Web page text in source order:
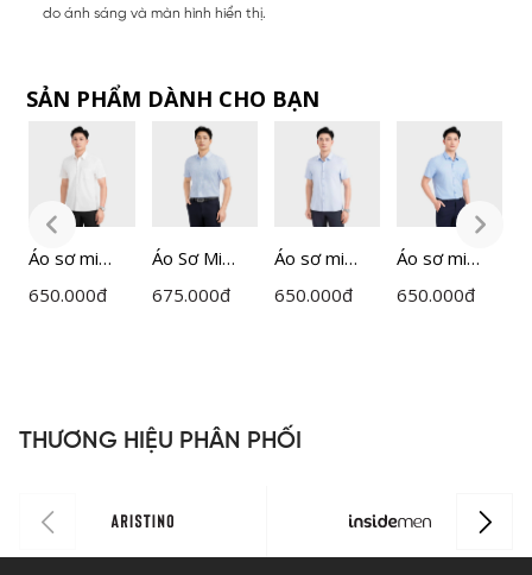
do ánh sáng và màn hình hiển thị.
SẢN PHẨM DÀNH CHO BẠN
Áo sơ mi
ngắn tay
0
650.000đ
Áo Sơ Mi
Nam Kẻ Ô
675.000đ
Áo sơ mi
ngắn tay
0
650.000đ
Áo sơ mi
ngắn tay
650.000đ
THƯƠNG HIỆU PHÂN PHỐI